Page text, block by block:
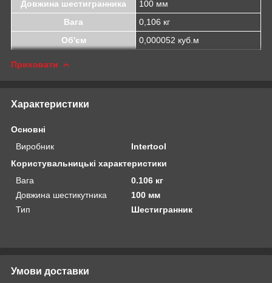
Довжина шестигранника
100 мм
Вага
0,106 кг
Об'єм
0,000052 куб.м
Приховати
Характеристики
Основні
Виробник
Intertool
Користувальницькі характеристики
Вага
0.106 кг
Довжина шестикутника
100 мм
Тип
Шестигранник
Умови доставки